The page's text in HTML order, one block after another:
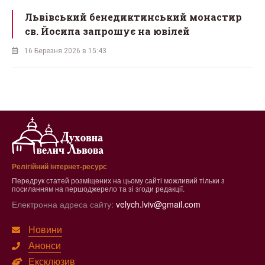
Львівський бенедиктинський монастир
св. Йосипа запрошує на ювілей
16 Березня 2026 в 15:43
Релігійний інтернет-ресурс
Передрук статей розміщених на цьому сайті можливий тільки з
посиланням на першоджерело та зі згоди редакції.
Електронна адреса сайту: velych.lviv@gmail.com
Новини
Анонси
Ексклюзив